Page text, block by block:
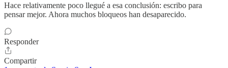
Hace relativamente poco llegué a esa conclusión: escribo para
pensar mejor. Ahora muchos bloqueos han desaparecido.
Responder
Compartir